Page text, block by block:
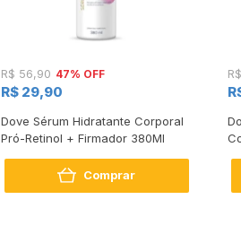
R$ 56,90 47% OFF
R$ 29,90
Dove Sérum Hidratante Corporal
Pró-Retinol + Firmador 380Ml
Comprar